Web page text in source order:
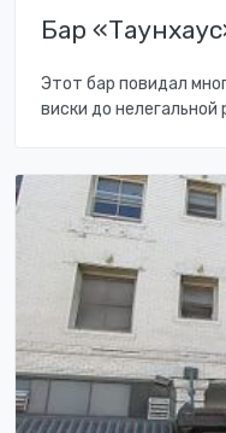
Бар
Этот бар повидал
виски до